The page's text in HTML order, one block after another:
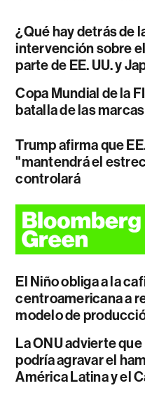
¿Qué hay detrás de
intervención sobre
parte de EE. UU. y
Copa Mundial de la
batalla de las marcas
Trump afirma que
"mantendrá el
controlará
El Niño obliga a la
centroamericana a
modelo de
La ONU advierte que
podría agravar el
América Latina y el